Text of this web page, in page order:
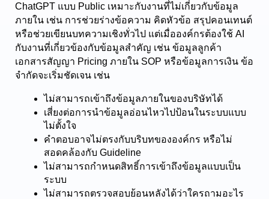
ChatGPT แบบ Public เหมาะกับงานที่ไม่เกี่ยวกับข้อมูล
ภายใน เช่น การช่วยร่างข้อความ คิดหัวข้อ สรุปคอนเทนต์
หรือช่วยเขียนบทความเชิงทั่วไป แต่เมื่อองค์กรต้องใช้ AI
กับงานที่เกี่ยวข้องกับข้อมูลสำคัญ เช่น ข้อมูลลูกค้า
เอกสารสัญญา Pricing ภายใน SOP หรือข้อมูลการเงิน ข้อ
จำกัดจะเริ่มชัดเจน เช่น
ไม่สามารถเข้าถึงข้อมูลภายในของบริษัทได้
เสี่ยงต่อการนำข้อมูลอ่อนไหวไปป้อนในระบบแบบ
ไม่ตั้งใจ
คำตอบอาจไม่ตรงกับบริบทขององค์กร หรือไม่
สอดคล้องกับ Guideline
ไม่สามารถกำหนดสิทธิ์การเข้าถึงข้อมูลแบบเป็น
ระบบ
ไม่สามารถตรวจสอบย้อนหลังได้ว่าใครถามอะไร